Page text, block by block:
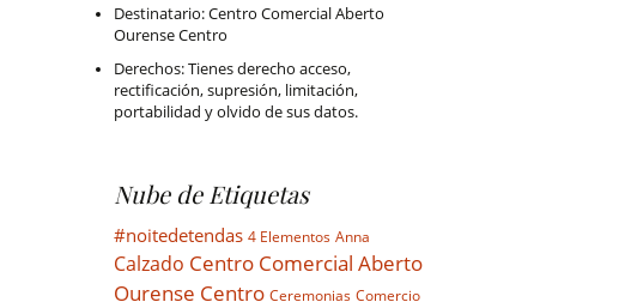
Destinatario: Centro Comercial Aberto
Ourense Centro
Derechos: Tienes derecho acceso,
rectificación, supresión, limitación,
portabilidad y olvido de sus datos.
Nube de Etiquetas
#noitedetendas 4 Elementos Anna
Calzado Centro Comercial Aberto
Ourense Centro Ceremonias Comercio